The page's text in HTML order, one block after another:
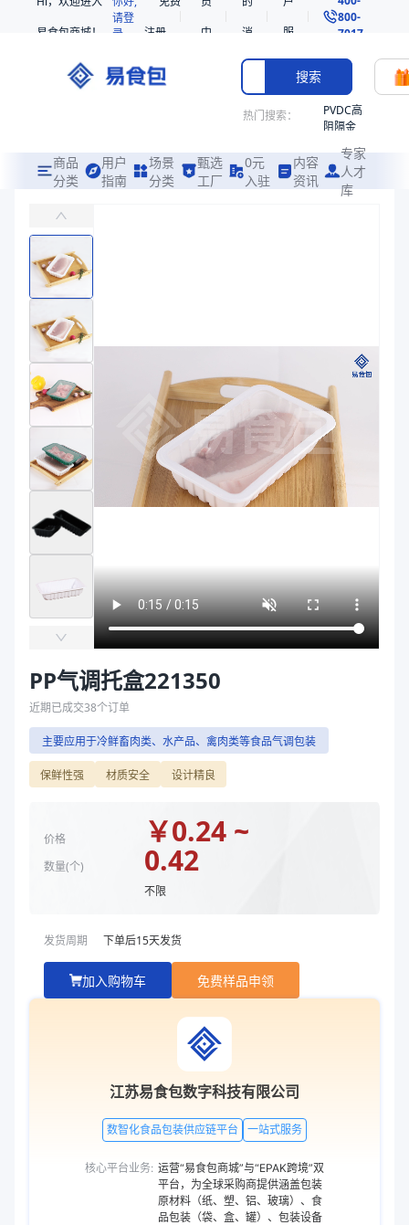
易食包商城！
请登
录
注册
中
消
息
服
务
800-
7017
搜索
热门搜索：
PVDC高
阻隔金
共挤热
收缩袋
221330
热收缩
袋
拉伸膜
商品
分类
用户
指南
场景
分类
甄选
工厂
0元
入驻
内容
资讯
专家
人才
库
主要应用于冷鲜畜肉类、水产品、禽肉类等食品气调包装
易食包（EPAK）专注于PP气调托盒221350包装，提供详尽的规格参
产品卖点：保鲜性强、材质安全、设计精良
应用场景：主要应用于冷鲜畜肉类、水产品、禽肉类等食品气调包装
价格：￥0.24 ~ ￥0.42
商品参数
商品分类
气调托盒
主要材质
PP/PE、PP、PE
PP、PE、PP
长度（mm）
222、220
宽度（mm）
130、132
高度（mm）
50
克重（g）
黑色棉质吸水垫130*80、黑色棉质吸水垫153*80
TJ221350E、TJ221350L、TJ221350E/PE、
20、22
TJ221350A、TJ221350E、TJ221350L、TJ221350E/
主要材质
PP、PE
长度（mm）
222
宽度（mm）
132
高度（mm）
50
透明、黑色、黄色、白色、唐顺兴金
无吸水垫、130*80黑色棉质吸水垫、153*80黑色
PP气调托盒221350
近期已成交38个订单
主要应用于冷鲜畜肉类、水产品、禽肉类等食品气调包装
保鲜性强 材质安全 设计精良
价格
数量(个)
￥0.24 ~
0.42
不限
发货周期 下单后15天发货
加入购物车 免费样品申领
江苏易食包数字科技有限公司
数智化食品包装供应链平台 一站式服务
核心平台业务: 运营“易食包商城”与“EPAK跨境”双
平台，为全球采购商提供涵盖包装
原材料（纸、塑、铝、玻璃）、食
品包装（袋、盒、罐）、包装设备